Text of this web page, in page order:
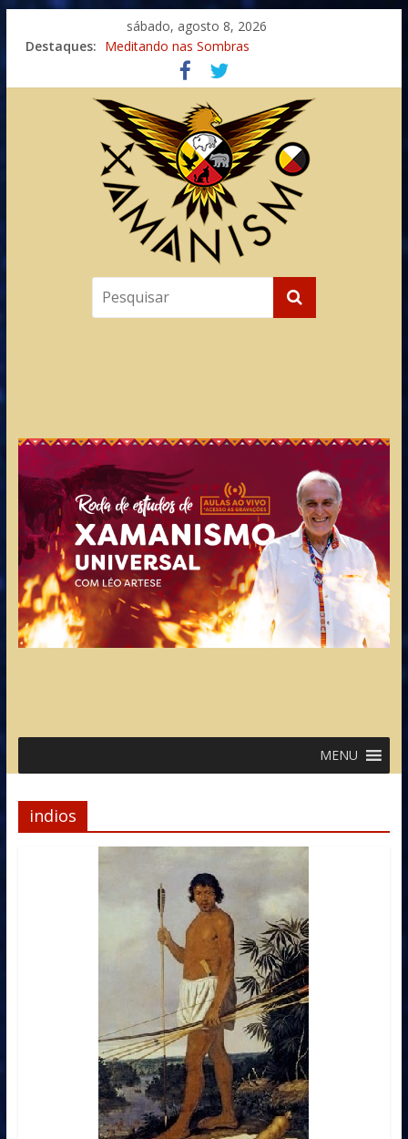
sábado, agosto 8, 2026
Destaques: Meditando nas Sombras
Autosuficiência: A Jornada do Espírito Ancestral
Xamanismo Universal
Totens – Caminho Espiritual – Crescimento
Imaginação na Cura
MENU
indios